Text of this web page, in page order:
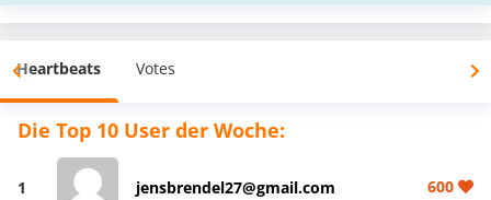
Heartbeats Votes
Die Top 10 User der Woche:
1 jensbrendel27@gmail.com 600